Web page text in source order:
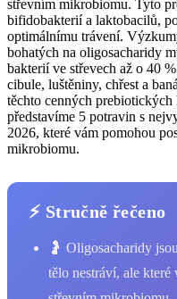
střevním mikrobiomu. Tyto
bifidobakterií a laktobacilů,
optimálnímu trávení.
bohatých na oligosacharidy
bakterií ve střevech až o 40
cibule, luštěniny, chřest a
těchto cenných
představíme 5 potravin s
2026, které vám pomohou
mikrobiomu.
⚡ Stručně řečeno
🤰 Oligosacharidy
tělo nestráví, ale